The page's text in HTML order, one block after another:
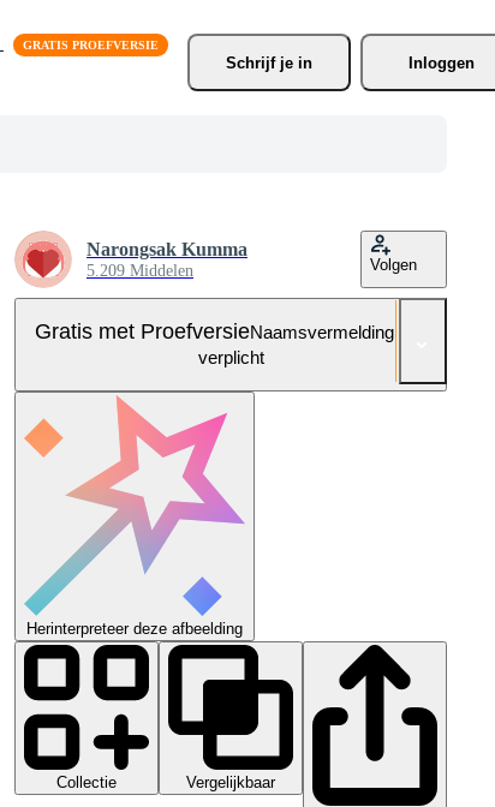
Schrijf je in Inloggen
Narongsak Kumma
5.209 Middelen Volgen
Gratis met ProefversieNaamsvermelding niet
verplicht
Herinterpreteer deze afbeelding
Collectie
Vergelijkbaar